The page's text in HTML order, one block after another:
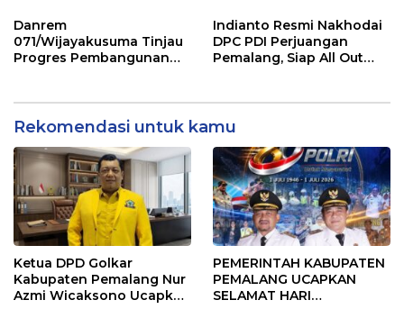
Danrem
071/Wijayakusuma Tinjau
Progres Pembangunan
Indianto Resmi Nakhodai
DPC PDI Perjuangan
Pemalang, Siap All Out
Rekomendasi untuk kamu
Ketua DPD Golkar
Kabupaten Pemalang Nur
Azmi Wicaksono Ucapkan
PEMERINTAH KABUPATEN
PEMALANG UCAPKAN
SELAMAT HARI